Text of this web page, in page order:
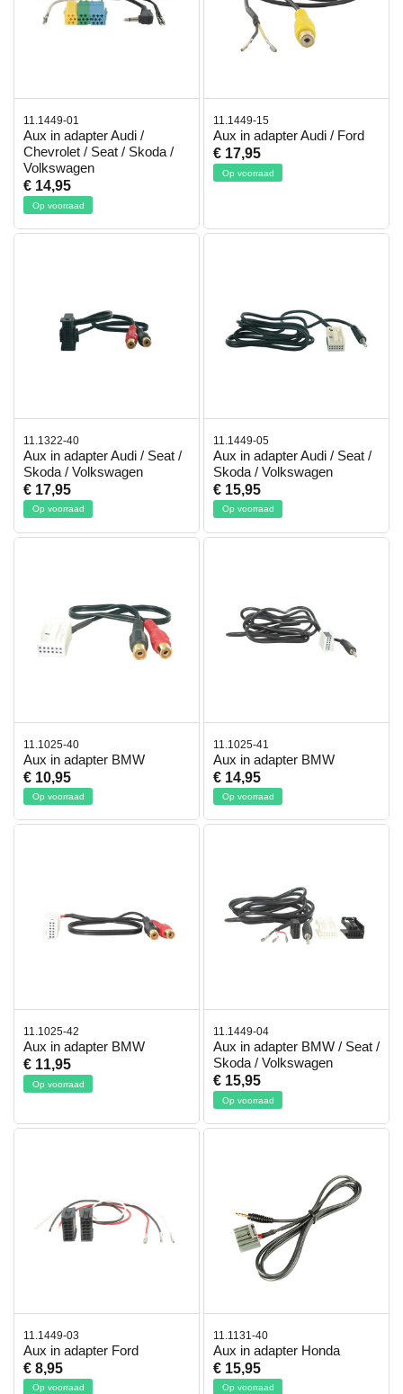
11.1449-01
Aux in adapter Audi /
Chevrolet / Seat / Skoda /
Volkswagen
€ 14,95
Op voorraad
11.1449-15
Aux in adapter Audi / Ford
€ 17,95
Op voorraad
11.1322-40
Aux in adapter Audi / Seat /
Skoda / Volkswagen
€ 17,95
Op voorraad
11.1449-05
Aux in adapter Audi / Seat /
Skoda / Volkswagen
€ 15,95
Op voorraad
11.1025-40
Aux in adapter BMW
€ 10,95
Op voorraad
11.1025-41
Aux in adapter BMW
€ 14,95
Op voorraad
11.1025-42
Aux in adapter BMW
€ 11,95
Op voorraad
11.1449-04
Aux in adapter BMW / Seat /
Skoda / Volkswagen
€ 15,95
Op voorraad
11.1449-03
Aux in adapter Ford
€ 8,95
Op voorraad
11.1131-40
Aux in adapter Honda
€ 15,95
Op voorraad